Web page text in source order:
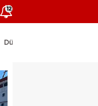
12
Dünya